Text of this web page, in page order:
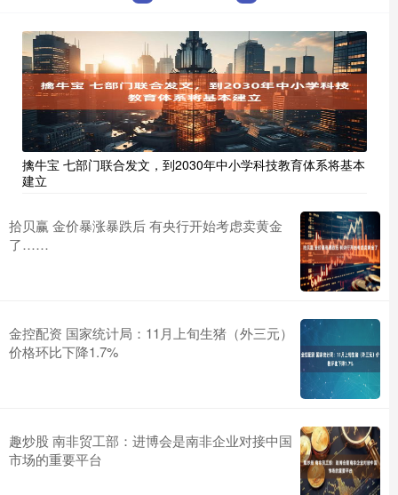
擒牛宝 七部门联合发文，到2030年中小学科技教育体系将基本
建立
拾贝赢 金价暴涨暴跌后 有央行开始考虑卖黄金
了……
金控配资 国家统计局：11月上旬生猪（外三元）
价格环比下降1.7%
趣炒股 南非贸工部：进博会是南非企业对接中国
市场的重要平台